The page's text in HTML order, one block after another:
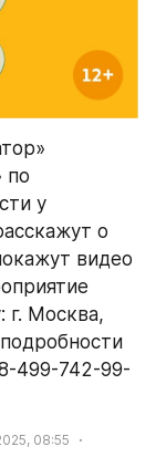
по
у
о
видео
г. Москва,
499-742-99-
08:55